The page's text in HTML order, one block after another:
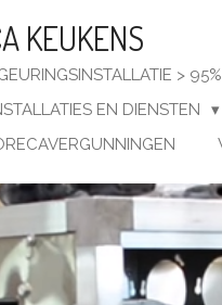
KEUKENS
> 95%
EN DIENSTEN